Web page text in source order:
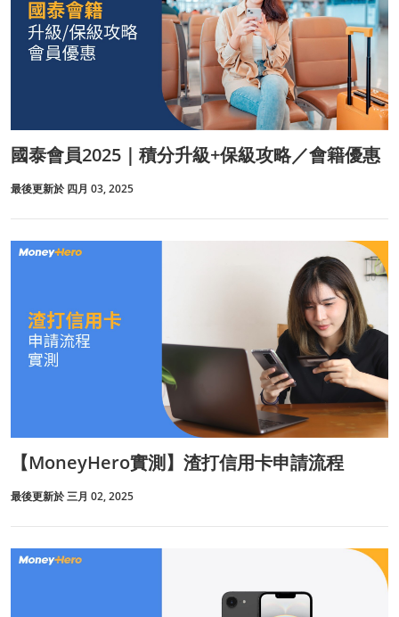
國泰會員2025｜積分升級+保級攻略／會籍優惠
最後更新於 四月 03, 2025
【MoneyHero實測】渣打信用卡申請流程
最後更新於 三月 02, 2025